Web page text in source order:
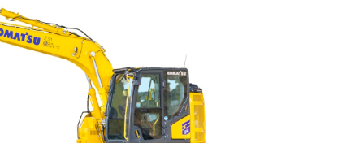
産廃リサイクル
農畜産・水産
アタッチメント